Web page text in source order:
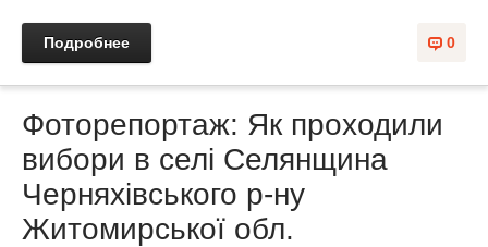
0
Подробнее
Фоторепортаж: Як проходили
вибори в селі Селянщина
Черняхівського р-ну
Житомирської обл.